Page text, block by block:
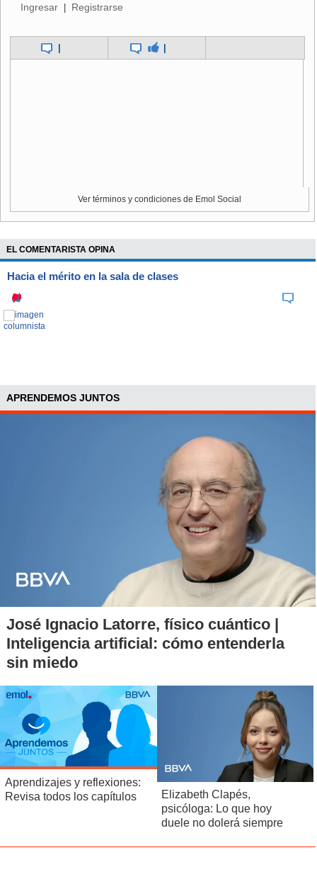
tecnología futurista y nosotros también vamos a intentar
Ingresar Registrarse
Ver términos y condiciones de Emol Social
EL COMENTARISTA OPINA
Hacia el mérito en la sala de clases
APRENDEMOS JUNTOS
José Ignacio Latorre, físico cuántico |
Inteligencia artificial: cómo entenderla
sin miedo
Aprendizajes y reflexiones:
Revisa todos los capítulos
Elizabeth Clapés,
psicóloga: Lo que hoy
duele no dolerá siempre